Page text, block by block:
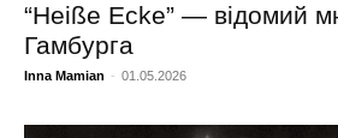
“Heiße Ecke” — відомий
Гамбурга
Inna Mamian - 01.05.2026